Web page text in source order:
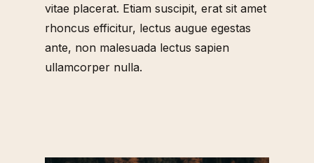
vitae placerat. Etiam suscipit, erat sit amet
rhoncus efficitur, lectus augue egestas
ante, non malesuada lectus sapien
ullamcorper nulla.